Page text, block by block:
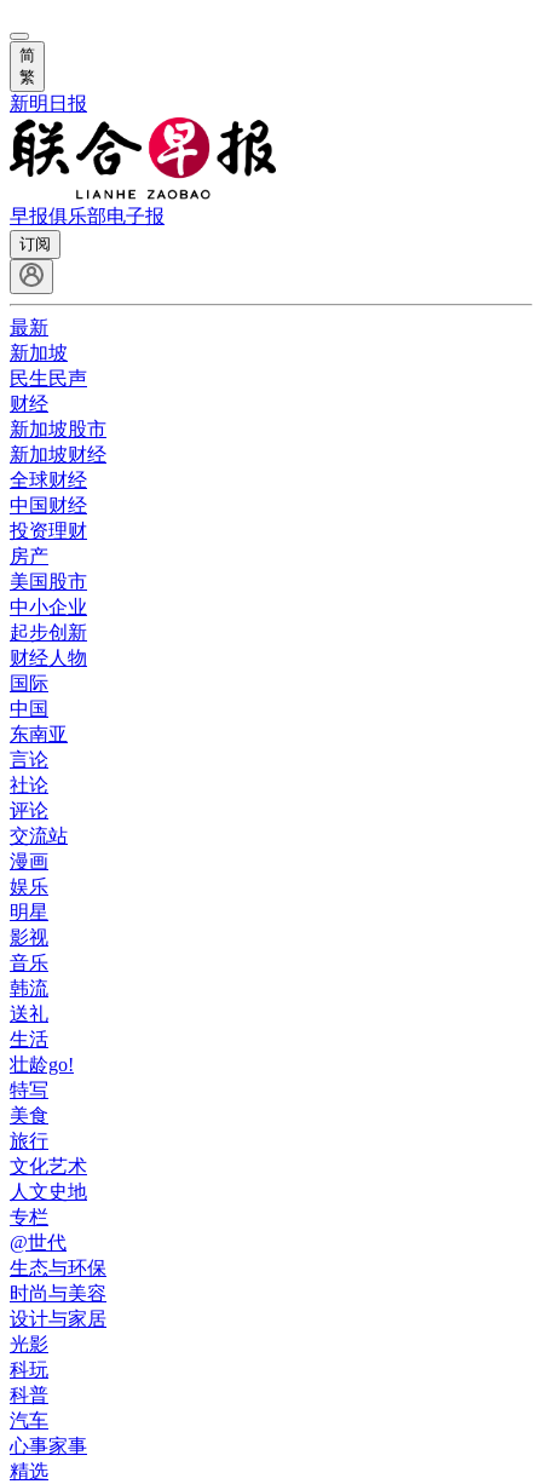
简
繁
新明日报
早报俱乐部电子报
订阅
最新
新加坡
民生民声
财经
新加坡股市
新加坡财经
全球财经
中国财经
投资理财
房产
美国股市
中小企业
起步创新
财经人物
国际
中国
东南亚
言论
社论
评论
交流站
漫画
娱乐
明星
影视
音乐
韩流
送礼
生活
壮龄go!
特写
美食
旅行
文化艺术
人文史地
专栏
@世代
生态与环保
时尚与美容
设计与家居
光影
科玩
科普
汽车
心事家事
精选